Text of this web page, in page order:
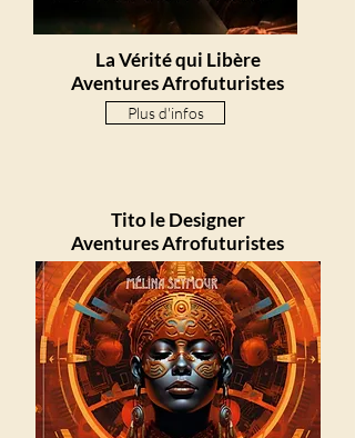
La Vérité qui Libère
Aventures Afrofuturistes
Plus d'infos
Tito le Designer
AventuresAfrofuturistes